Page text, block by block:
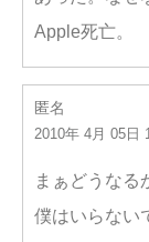
Apple死亡。
匿名
2010年 4月 05日
まぁどうなる
僕はいらない